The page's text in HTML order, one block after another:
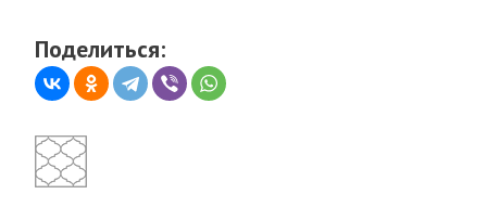
Поделиться: